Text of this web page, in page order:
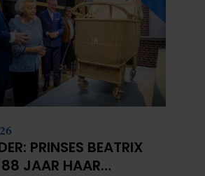
PRINSES BEATRIX
JAAR HAAR